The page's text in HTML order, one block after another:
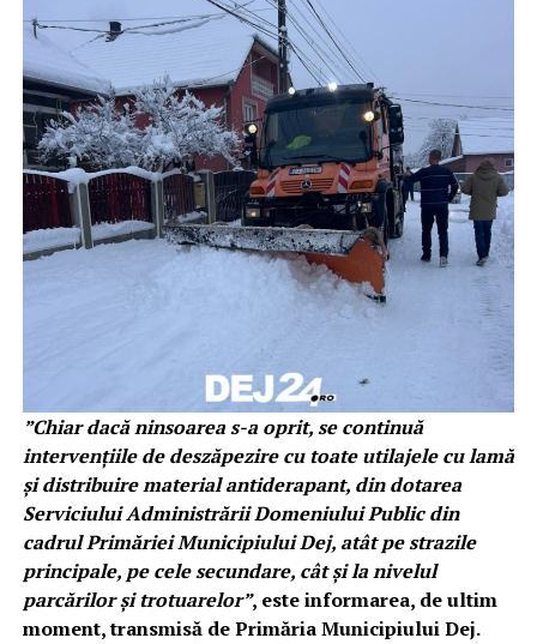
”Chiar dacă ninsoarea s-a oprit, se continuă
intervențiile de deszăpezire cu toate utilajele cu lamă
și distribuire material antiderapant, din dotarea
Serviciului Administrării Domeniului Public din
cadrul Primăriei Municipiului Dej, atât pe strazile
principale, pe cele secundare, cât și la nivelul
parcărilor și trotuarelor”, este informarea, de ultim
moment, transmisă de Primăria Municipiului Dej.